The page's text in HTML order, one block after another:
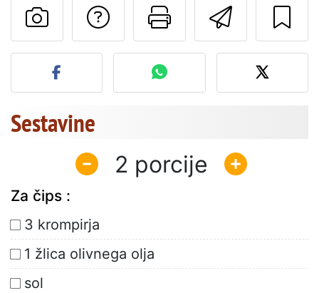
Pošlji
Natisni to
Postavite
Objavite svojo fotografijo
Sestavine
2
Za čips :
3 krompirja
1 žlica olivnega olja
sol